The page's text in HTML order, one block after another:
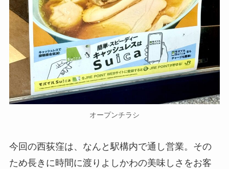
オープンチラシ
今回の西荻窪は、なんと駅構内で通し営業。その
ため長きに時間に渡りよしかわの美味しさをお客